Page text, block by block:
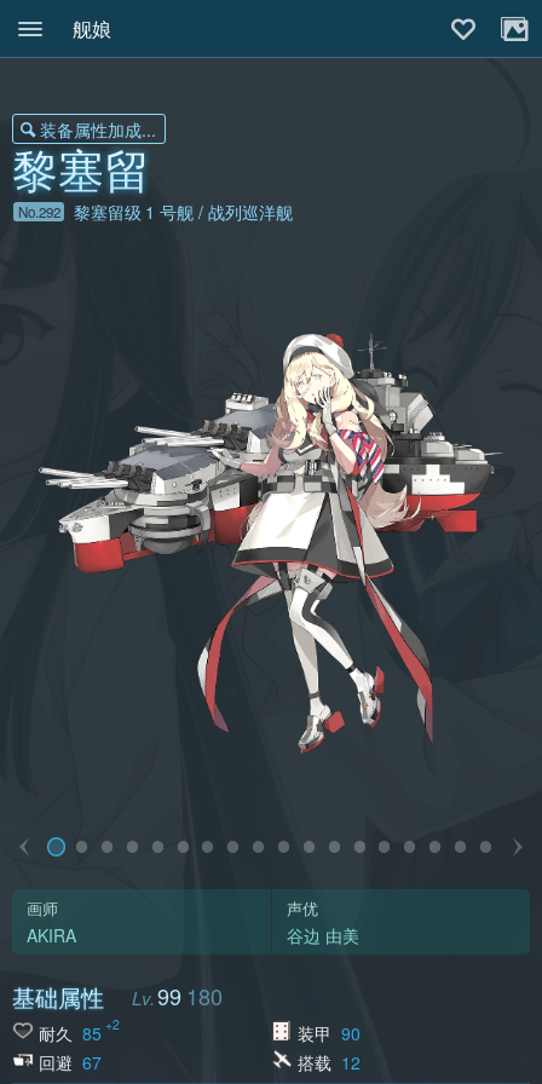
舰娘
黎塞留
No.292 黎塞留级 1 号舰 / 战列巡洋舰
基础属性 99 180
耐久 85 +2 装甲 90
回避 67 搭载 12
装备属性加成...
声优
谷边 由美
画师
AKIRA